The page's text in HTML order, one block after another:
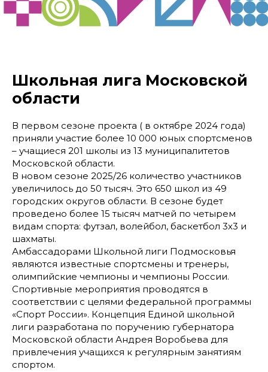
Школьная лига Московской
области
В первом сезоне проекта ( в октябре 2024 года)
приняли участие более 10 000 юных спортсменов
– учащиеся 201 школы из 13 муниципалитетов
Московской области.
В новом сезоне 2025/26 количество участников
увеличилось до 50 тысяч. Это 650 школ из 49
городских округов области. В сезоне будет
проведено более 15 тысяч матчей по четырем
видам спорта: футзал, волейбол, баскетбол 3х3 и
шахматы.
Амбассадорами Школьной лиги Подмосковья
являются известные спортсмены и тренеры,
олимпийские чемпионы и чемпионы России.
Спортивные мероприятия проводятся в
соответствии с целями федеральной программы
«Спорт России». Концепция Единой школьной
лиги разработана по поручению губернатора
Московской области Андрея Воробьева для
привлечения учащихся к регулярным занятиям
спортом.